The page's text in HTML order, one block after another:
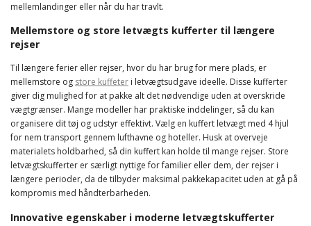
mellemlandinger eller når du har travlt.
Mellemstore og store letvægts kufferter til længere
rejser
Til længere ferier eller rejser, hvor du har brug for mere plads, er
mellemstore og store kuffeter i letvægtsudgave ideelle. Disse kufferter
giver dig mulighed for at pakke alt det nødvendige uden at overskride
vægtgrænser. Mange modeller har praktiske inddelinger, så du kan
organisere dit tøj og udstyr effektivt. Vælg en kuffert letvægt med 4 hjul
for nem transport gennem lufthavne og hoteller. Husk at overveje
materialets holdbarhed, så din kuffert kan holde til mange rejser. Store
letvægtskufferter er særligt nyttige for familier eller dem, der rejser i
længere perioder, da de tilbyder maksimal pakkekapacitet uden at gå på
kompromis med håndterbarheden.
Innovative egenskaber i moderne letvægtskufferter